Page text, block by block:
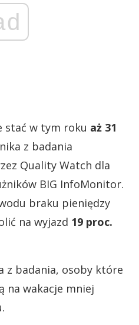
stać w tym roku aż 31
z badania
Quality Watch dla
BIG InfoMonitor.
braku pieniędzy
na wyjazd 19 proc.
z badania, osoby które
na wakacje mniej